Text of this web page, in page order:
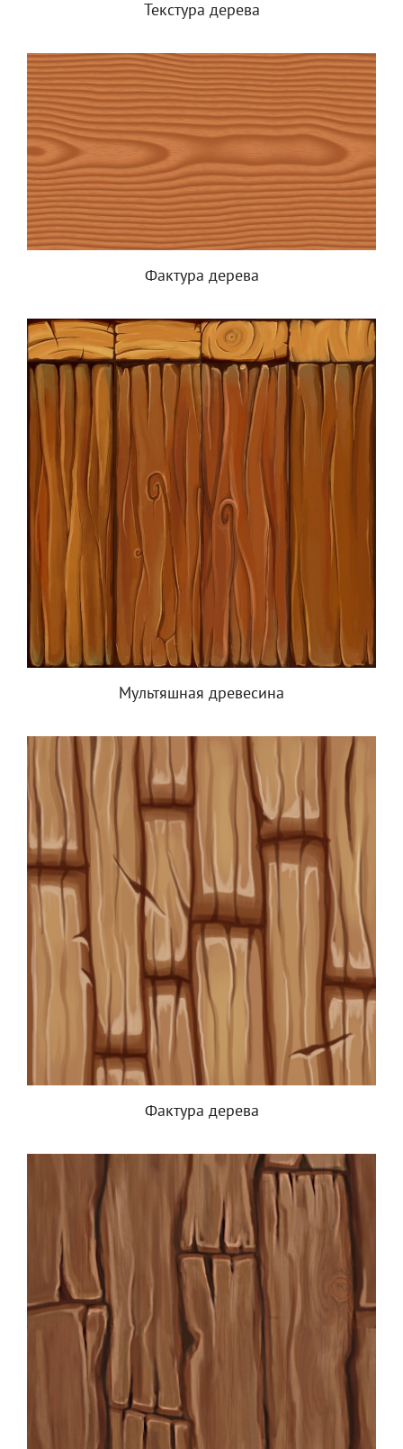
Текстура дерева
Фактура дерева
Мультяшная древесина
Фактура дерева